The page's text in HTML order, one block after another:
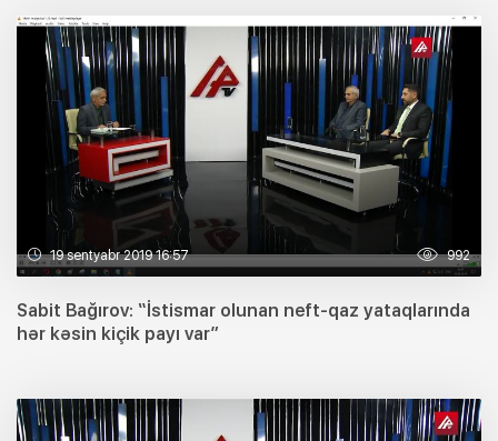
19 sentyabr 2019 16:57 992
Sabit Bağırov: “İstismar olunan neft-qaz yataqlarında
hər kəsin kiçik payı var”